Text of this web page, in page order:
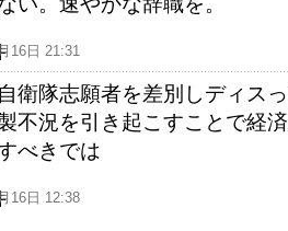
16日 21:31
衛隊志願者を差別しディス
不況を引き起こすことで経
べきでは
16日 12:38